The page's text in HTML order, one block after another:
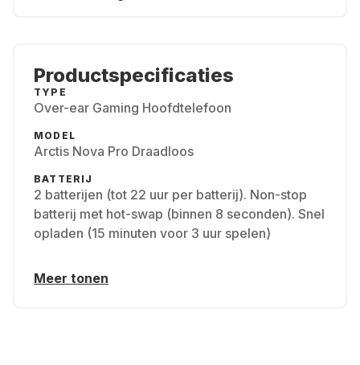
Productspecificaties
TYPE
Over-ear Gaming Hoofdtelefoon
MODEL
Arctis Nova Pro Draadloos
BATTERIJ
2 batterijen (tot 22 uur per batterij). Non-stop
batterij met hot-swap (binnen 8 seconden). Snel
opladen (15 minuten voor 3 uur spelen)
Meer tonen